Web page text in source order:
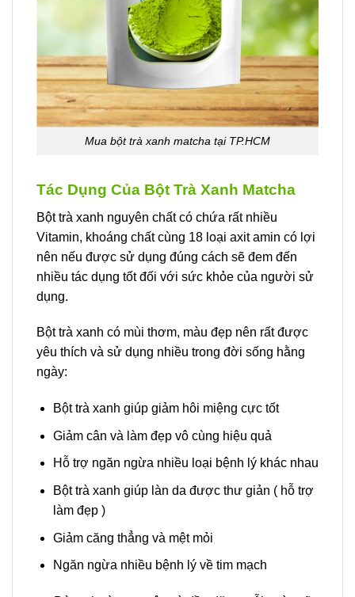
Mua bột trà xanh matcha tại TP.HCM
Tác Dụng Của Bột Trà Xanh Matcha
Bột trà xanh nguyên chất có chứa rất nhiều
Vitamin, khoáng chất cùng 18 loại axit amin có lợi
nên nếu được sử dụng đúng cách sẽ đem đến
nhiều tác dụng tốt đối với sức khỏe của người sử
dụng.
Bột trà xanh có mùi thơm, màu đẹp nên rất được
yêu thích và sử dụng nhiều trong đời sống hằng
ngày:
Bột trà xanh giúp giảm hôi miệng cực tốt
Giảm cân và làm đẹp vô cùng hiệu quả
Hỗ trợ ngăn ngừa nhiều loại bệnh lý khác nhau
Bột trà xanh giúp làn da được thư giản ( hỗ trợ
làm đẹp )
Giảm căng thẳng và mệt mỏi
Ngăn ngừa nhiều bệnh lý về tim mạch